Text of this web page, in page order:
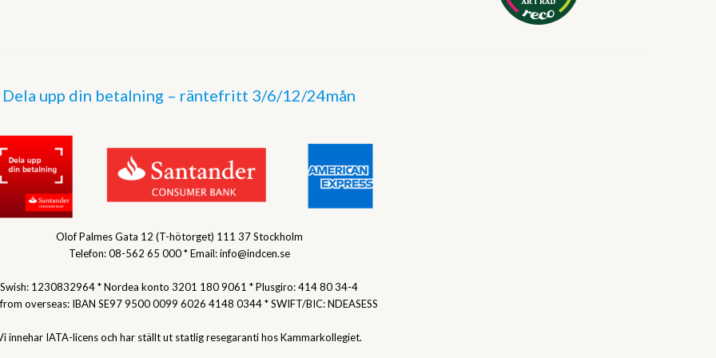
Dela upp din betalning – räntefritt 3/6/12/24mån
Olof Palmes Gata 12 (T-hötorget) 111 37 Stockholm
Telefon: 08-562 65 000 * Email: info@indcen.se
Swish: 1230832964 * Nordea konto 3201 180 9061 * Plusgiro: 414 80 34-4
overseas: IBAN SE97 9500 0099 6026 4148 0344 * SWIFT/BIC: NDEASESS
innehar IATA-licens och har ställt ut statlig resegaranti hos Kammarkollegiet.